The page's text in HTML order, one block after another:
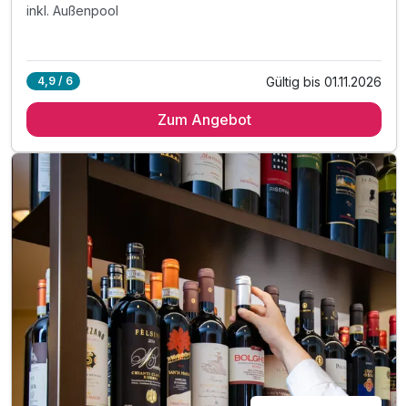
inkl. Außenpool
4,9 / 6 Gültig bis 01.11.2026
Zum Angebot